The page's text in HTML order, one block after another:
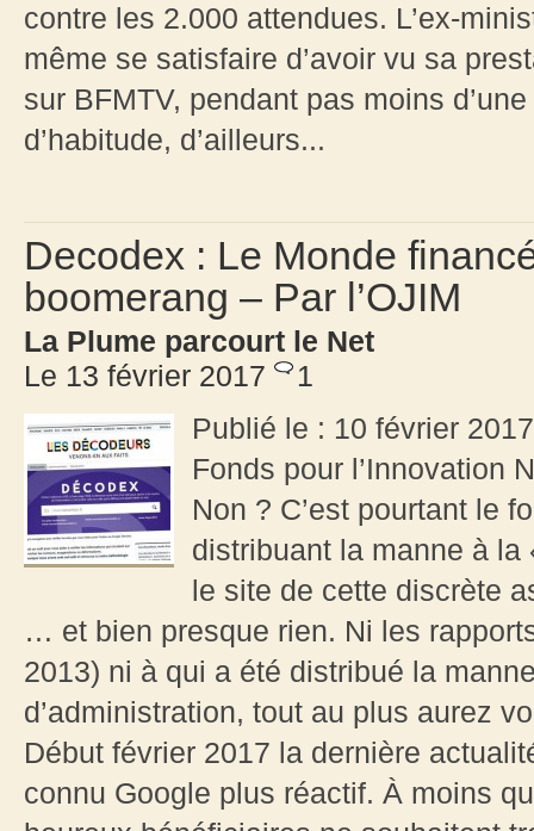
contre les 2.000 attendues. L’ex-
même se satisfaire d’avoir vu sa
sur BFMTV, pendant pas moins
d’habitude, d’ailleurs...
Decodex : Le Monde
boomerang – Par l’OJIM
La Plume parcourt le Net
Le 13 février 2017
1
Publié le : 10 février
Fonds pour l’Innovation
Non ? C’est pourtant le
distribuant la manne à
le site de cette discrète
… et bien presque rien. Ni les
2013) ni à qui a été distribué la
d’administration, tout au plus aurez
Début février 2017 la dernière
connu Google plus réactif. À moins